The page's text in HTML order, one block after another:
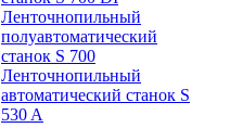
Ленточнопильный
полуавтоматический
станок S 700
Ленточнопильный
автоматический станок S
530 A